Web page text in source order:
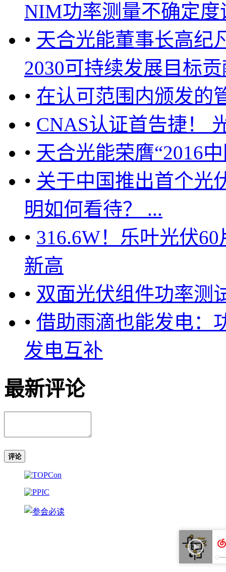
NIM功率测量不确定度
• 天合光能董事长高纪
2030可持续发展目标
• 在认可范围内颁发的
• CNAS认证首告捷！
• 天合光能荣膺“2016
• 关于中国推出首个光
明如何看待？ ...
• 316.6W！乐叶光伏
新高
• 双面光伏组件功率测
• 借助雨滴也能发电：
发电互补
最新评论
评论